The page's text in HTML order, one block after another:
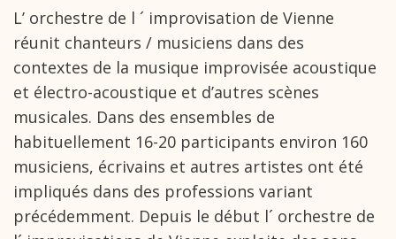
L’ orchestre de l ´ improvisation de Vienne
réunit chanteurs / musiciens dans des
contextes de la musique improvisée acoustique
et électro-acoustique et d’autres scènes
musicales. Dans des ensembles de
habituellement 16-20 participants environ 160
musiciens, écrivains et autres artistes ont été
impliqués dans des professions variant
précédemment. Depuis le début l´ orchestre de